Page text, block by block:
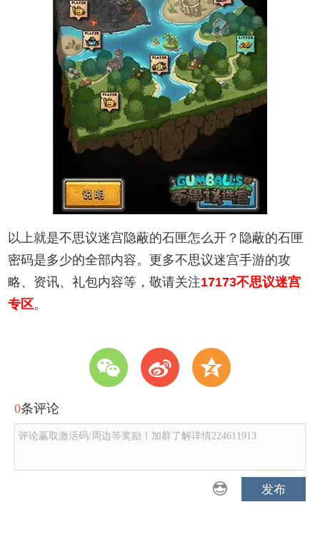
以上就是不思议迷宫隐蔽的石匣怎么开？隐蔽的石匣
密码是多少的全部内容。更多不思议迷宫手游的攻
略、资讯、礼包内容等，敬请关注17173不思议迷宫
专区。
w t z
0条评论
评论赢取激活码/周边等奖励！加群了解详情224611913
发布